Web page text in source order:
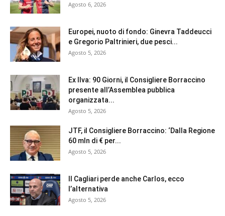
Agosto 6, 2026
Europei, nuoto di fondo: Ginevra Taddeucci
e Gregorio Paltrinieri, due pesci...
Agosto 5, 2026
Ex Ilva: 90 Giorni, il Consigliere Borraccino
presente all’Assemblea pubblica
organizzata...
Agosto 5, 2026
JTF, il Consigliere Borraccino: ‘Dalla Regione
60 mln di € per...
Agosto 5, 2026
Il Cagliari perde anche Carlos, ecco
l’alternativa
Agosto 5, 2026